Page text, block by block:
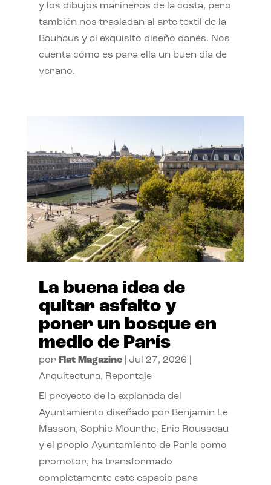
y los dibujos marineros de la costa, pero
también nos trasladan al arte textil de la
Bauhaus y al exquisito diseño danés. Nos
cuenta cómo es para ella un buen día de
verano.
La buena idea de
quitar asfalto y
poner un bosque en
medio de París
por Flat Magazine| Jul 27, 2026
Arquitectura, Reportaje
El proyecto de la explanada del
Ayuntamiento diseñado por Benjamin Le
Masson, Sophie Mourthe, Eric Rousseau
y el propio Ayuntamiento de París como
promotor, ha transformado
completamente este espacio para